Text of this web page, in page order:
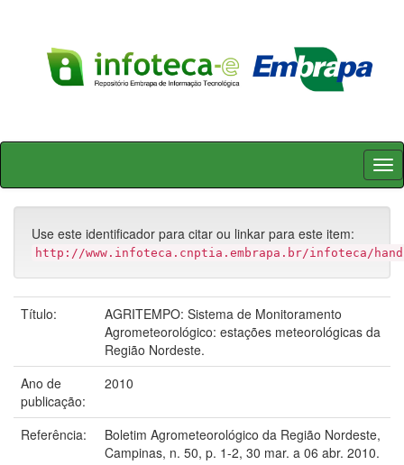
Skip
Use este identificador para citar ou linkar para este item:
http://www.infoteca.cnptia.embrapa.br/infoteca/
Título:
AGRITEMPO: Sistema de Monitoramento
Agrometeorológico: estações meteorológicas da
Região Nordeste.
Ano de
publicação:
2010
Referência:
Boletim Agrometeorológico da Região Nordeste,
Campinas, n. 50, p. 1-2, 30 mar. a 06 abr. 2010.